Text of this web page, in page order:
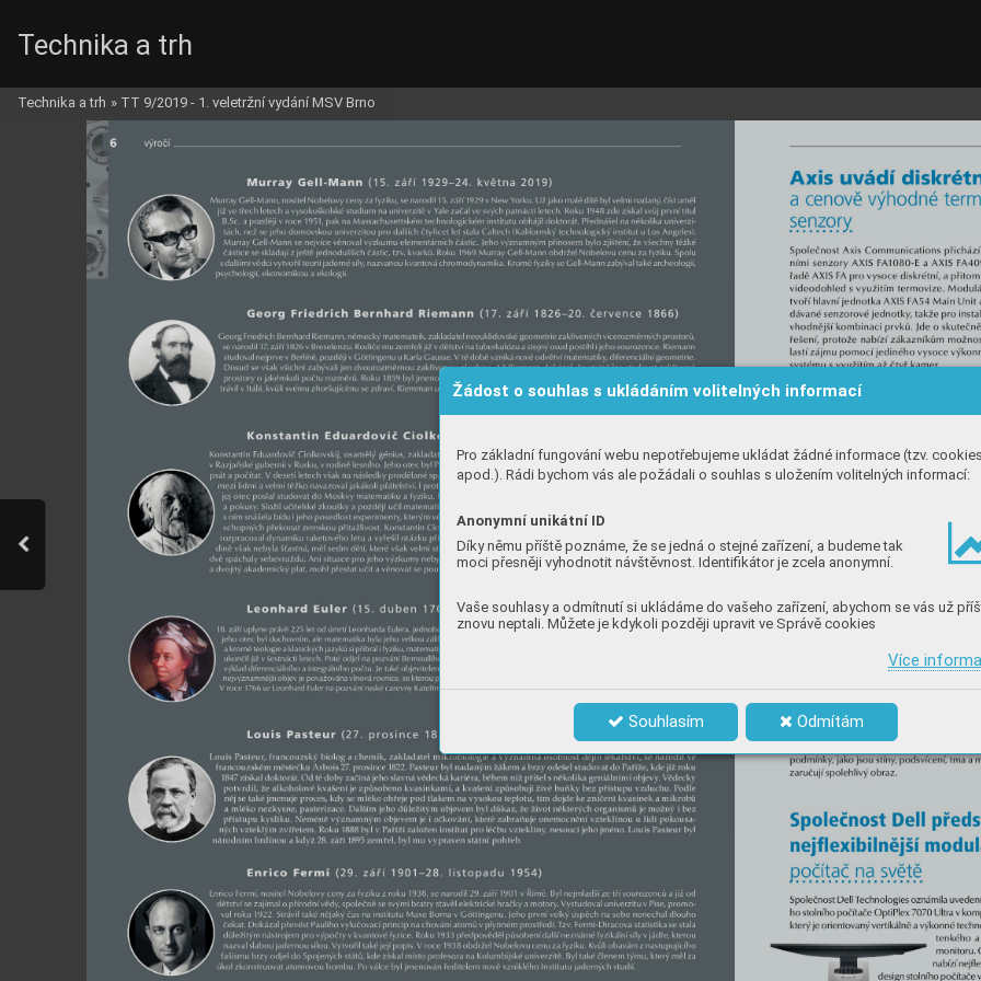
Žádost o souhlas s ukládáním volitelných informací
Pro základní fungování webu nepotřebujeme ukládat žádné informace (tzv.
apod.). Rádi bychom vás ale požádali o souhlas s uložením volitelných informací:
Anonymní unikátní ID
Díky němu příště poznáme, že se jedná o stejné zařízení, a budeme tak
moci přesněji vyhodnotit návštěvnost. Identifikátor je zcela anonymní.
Vaše souhlasy a odmítnutí si ukládáme do vašeho zařízení, abychom se vás už
znovu neptali. Můžete je kdykoli později upravit ve Správě cookies
Více
Souhlasím Odmítám
Technika a trh
Technika a trh » TT 9/2019 - 1. veletržní vydání MSV Brno